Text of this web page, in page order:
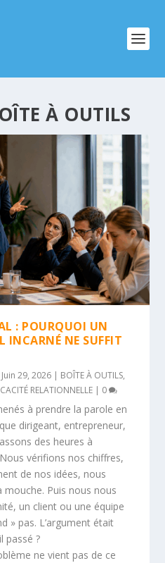
À OUTILS
: POURQUOI UN
INCARNÉ NE SUFFIT
Juin 29, 2026 | BOÎTE À OUTILS,
RELATIONNELLE | 0
à prendre la parole en
dirigeant, entrepreneur,
des heures à
vérifions nos chiffres,
de nos idées, nous
Puis nous nous
un client ou une équipe
» pas. L’argument était
passé ?
ne vient pas de ce